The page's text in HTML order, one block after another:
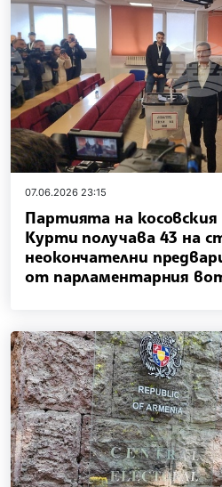
07.06.2026 23:15
Партията на
Курти получава 43 на
неокончателни
от парламентарния